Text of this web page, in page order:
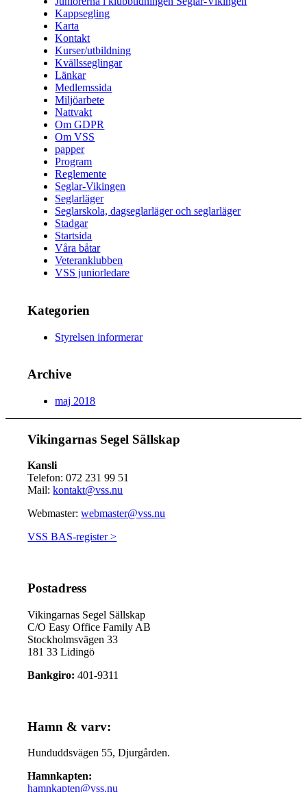
Kappsegling
Karta
Kontakt
Kurser/utbildning
Kvällsseglingar
Länkar
Medlemssida
Miljöarbete
Nattvakt
Om GDPR
Om VSS
papper
Program
Reglemente
Seglar-Vikingen
Seglarläger
Seglarskola, dagseglarläger och seglarläger
Stadgar
Startsida
Våra båtar
Veteranklubben
VSS juniorledare
Kategorien
Styrelsen informerar
Archive
maj 2018
Vikingarnas Segel Sällskap
Kansli
Telefon: 072 231 99 51
Mail:kontakt@vss.nu
Webmaster:webmaster@vss.nu
VSS BAS-register >
Postadress
Vikingarnas Segel Sällskap
C/O Easy Office Family AB
Stockholmsvägen 33
181 33 Lidingö
Bankgiro:401-9311
Hamn & varv:
Hunduddsvägen 55, Djurgården.
Hamnkapten:
hamnkapten@vss.nu